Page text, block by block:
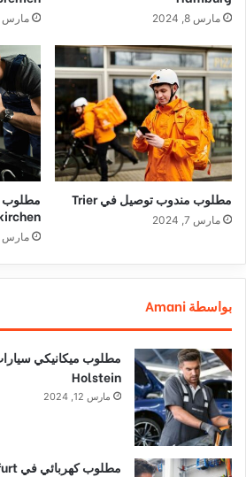
مارس 8, 2024 مارس 8, 2024
مطلوب مندوب توصيل في Trier
مارس 7, 2024
مطلوب
مارس 7, 2024
بواسطة Amani
Holstein
مارس 12, 2024
مطلوب كهربائي في Erfurt